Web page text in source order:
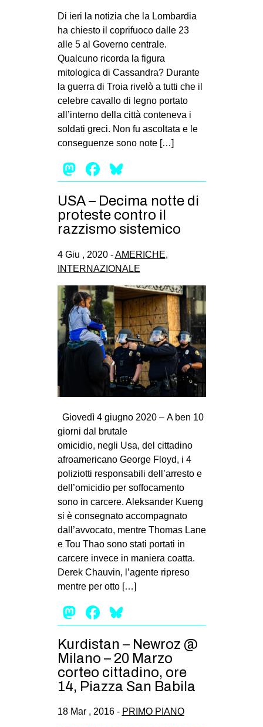
Di ieri la notizia che la Lombardia
ha chiesto il coprifuoco dalle 23
alle 5 al Governo centrale.
Qualcuno ricorda la figura
mitologica di Cassandra? Durante
la guerra di Troia rivelò a tutti che il
celebre cavallo di legno portato
all’interno della città conteneva i
soldati greci. Non fu ascoltata e le
conseguenze sono note […]
Mastodon
Facebook
USA – Decima notte di
proteste contro il
razzismo sistemico
4 Giu , 2020 -AMERICHE,
INTERNAZIONALE
Giovedì 4 giugno 2020 – A ben 10
giorni dal brutale
omicidio, negli Usa, del cittadino
afroamericano George Floyd, i 4
poliziotti responsabili dell’arresto e
dell’omicidio per soffocamento
sono in carcere. Aleksander Kueng
si è consegnato accompagnato
dall’avvocato, mentre Thomas Lane
e Tou Thao sono stati portati in
carcere invece in maniera coatta.
Derek Chauvin, l’agente ripreso
mentre per otto […]
Mastodon
Facebook
Kurdistan – Newroz @
Milano – 20 Marzo
corteo cittadino, ore
14, Piazza San Babila
18 Mar , 2016 - PRIMO PIANO